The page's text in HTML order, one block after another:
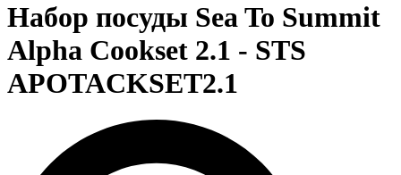
Набор посуды Sea To Summit
Alpha Cookset 2.1 - STS
APOTACKSET2.1